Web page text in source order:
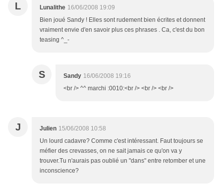
L Lunalithe 16/06/2008 19:09
Bien joué Sandy ! Elles sont rudement bien écrites et donnent
vraiment envie d'en savoir plus ces phrases . Ca, c'est du bon
teasing ^_-
S Sandy 16/06/2008 19:16
<br /> ^^ marchi :0010:<br /> <br /> <br />
J Julien 15/06/2008 10:58
Un lourd cadavre? Comme c'est intéressant. Faut toujours se
méfier des crevasses, on ne sait jamais ce qu'on va y
trouver.Tu n'aurais pas oublié un "dans" entre retomber et une
inconscience?